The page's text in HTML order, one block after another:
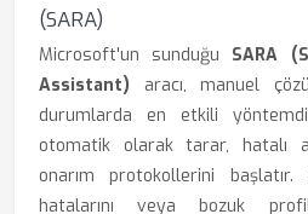
(SARA)
Microsoft'un sunduğu SARA
Assistant) aracı, manuel
durumlarda en etkili
otomatik olarak tarar, hatalı
onarım protokollerini
hatalarını veya bozuk